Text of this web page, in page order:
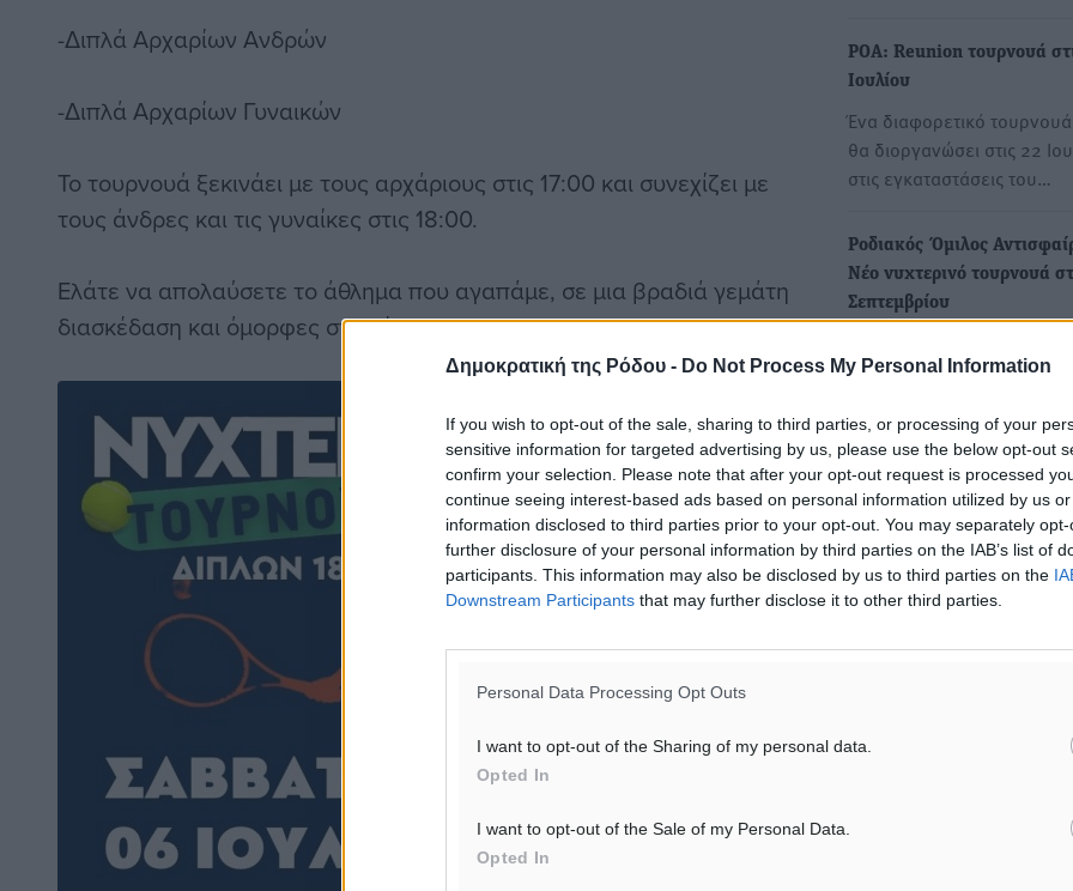
Δημοκρατική της Ρόδου - Do Not Process My Personal Information
If you wish to opt-out of the sale, sharing to third parties, or processing of your
sensitive information for targeted advertising by us, please use the below opt-out
confirm your selection. Please note that after your opt-out request is processed
continue seeing interest-based ads based on personal information utilized by us
information disclosed to third parties prior to your opt-out. You may separately
further disclosure of your personal information by third parties on the IAB’s list of
participants. This information may also be disclosed by us to third parties on the
Downstream Participants that may further disclose it to other third parties.
Personal Data Processing Opt Outs
I want to opt-out of the Sharing of my personal data.
Opted In
I want to opt-out of the Sale of my Personal Data.
Opted In
-Διπλά Αρχαρίων Ανδρών
-Διπλά Αρχαρίων Γυναικών
Το τουρνουά ξεκινάει με τους αρχάριους στις 17:00 και συνεχίζει με
τους άνδρες και τις γυναίκες στις 18:00.
Ελάτε να απολαύσετε το άθλημα που αγαπάμε, σε μια βραδιά γεμάτη
διασκέδαση και όμορφες στιγμές!».
ΡΟΑ: Reunion τουρνουά
Ιουλίου
Ένα διαφορετικό
θα διοργανώσει στις 22
στις εγκαταστάσεις του…
Ροδιακός Όμιλος
Νέο νυχτερινό τουρνουά
Σεπτεμβρίου
Ροδιακός Όμιλος